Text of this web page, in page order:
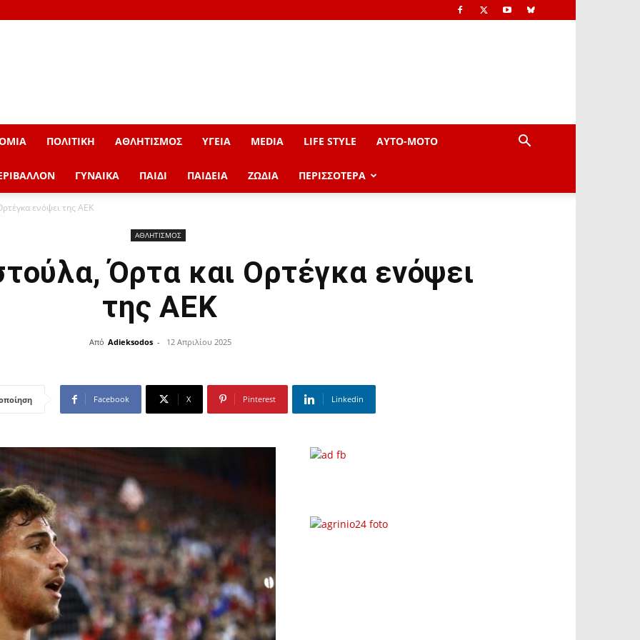
ΠΟΛΙΤΙΚΗ ΑΘΛΗΤΙΣΜΟΣ ΥΓΕΙΑ MEDIA LIFE STYLE AYTO-ΜOTO
ΓΥΝΑΙΚΑ ΠΑΙΔΙ ΠΑΙΔΕΙΑ ΖΩΔΙΑ ΠΕΡΙΣΣΟΤΕΡΑ
ενόψει της ΑΕΚ
ΑΘΛΗΤΙΣΜΟΣ
Όρτα και Ορτέγκα ενόψει
της ΑΕΚ
Από Adieksodos - 12 Απριλίου 2025
Facebook X Pinterest Linkedin